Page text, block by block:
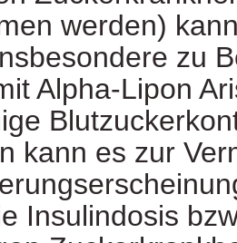
werden)
zu
Alpha-Lipon
kann es zur
Insulindosis